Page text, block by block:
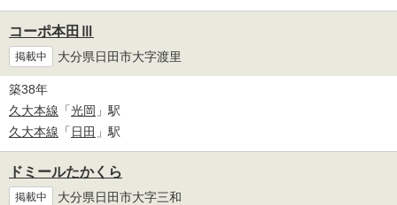
コーポ本田Ⅲ
掲載中 大分県日田市大字渡里
築38年
久大本線 「光岡 」駅
久大本線 「 日田 」駅
ドミールたかくら
掲載中 大分県日田市大字三和